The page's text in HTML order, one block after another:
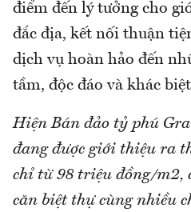
điểm đến lý tưởng cho
đắc địa, kết nối thuận
dịch vụ hoàn hảo đến
tầm, độc đáo và khác
Hiện Bán đảo tỷ phú
đang được giới thiệu ra
chỉ từ 98 triệu đồng/m2,
căn biệt thự cùng nhiều